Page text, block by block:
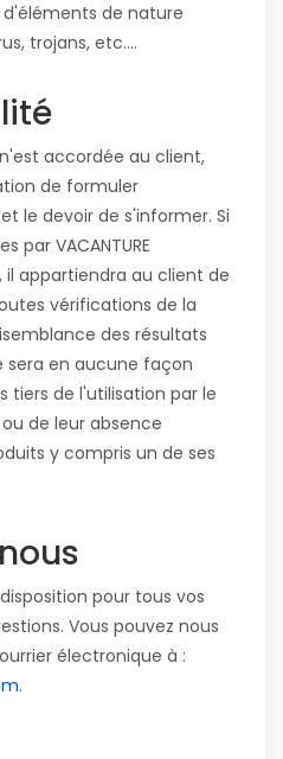
de nature
trojans, etc....
accordée au client,
de formuler
le devoir de s'informer. Si
par VACANTURE
appartiendra au client de
vérifications de la
des résultats
sera en aucune façon
tiers de l'utilisation par le
de leur absence
y compris un de ses
pour tous vos
Vous pouvez nous
électronique à :
.